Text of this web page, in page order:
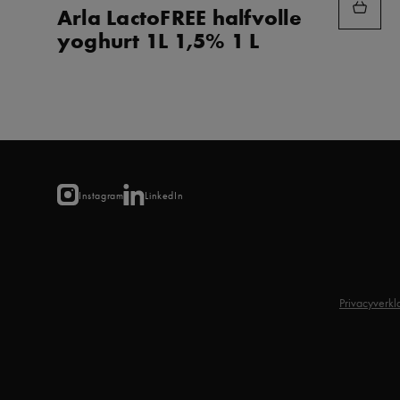
FAVORIETEN
Arla LactoFREE halfvolle
yoghurt 1L 1,5% 1 L
Instagram LinkedIn